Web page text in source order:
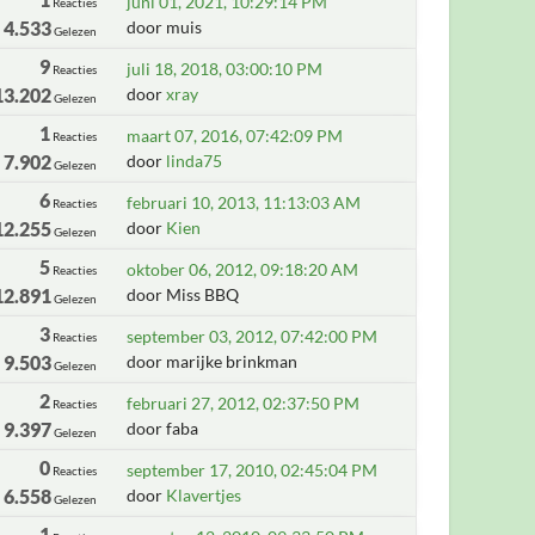
4.533Gelezen
door muis
9 Reacties
Gelezen
juli 18, 2018, 03:00:10 PM
doorxray
1 Reacties
7.902Gelezen
maart 07, 2016, 07:42:09 PM
door linda75
6 Reacties
Gelezen
februari 10, 2013, 11:13:03 AM
door Kien
5 Reacties
Gelezen
oktober 06, 2012, 09:18:20 AM
door Miss BBQ
3 Reacties
9.503Gelezen
september 03, 2012, 07:42:00 PM
door marijke brinkman
2 Reacties
9.397Gelezen
februari 27, 2012, 02:37:50 PM
door faba
0 Reacties
6.558Gelezen
september 17, 2010, 02:45:04 PM
door Klavertjes